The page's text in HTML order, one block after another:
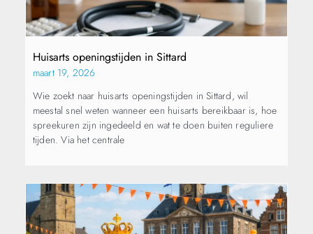
Huisarts openingstijden in Sittard
maart 19, 2026
Wie zoekt naar huisarts openingstijden in Sittard, wil
meestal snel weten wanneer een huisarts bereikbaar is, hoe
spreekuren zijn ingedeeld en wat te doen buiten reguliere
tijden. Via het centrale